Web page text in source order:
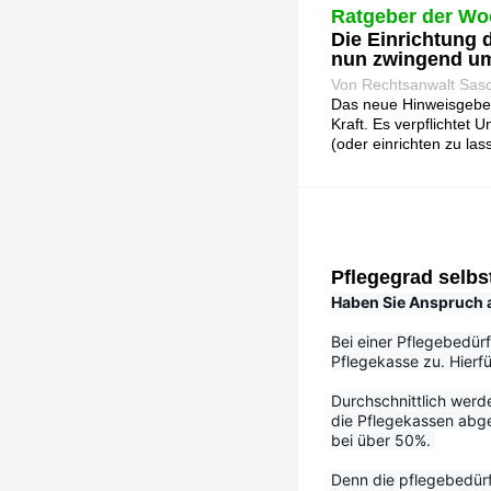
Ratgeber der
Die Einrichtung
nun zwingend
Von Rechtsanwalt
Das neue
Kraft. Es verpflichtet
(oder einrichten zu
Pflegegrad
Haben Sie
Bei einer
Pflegekasse zu.
Durchschnittlich
die Pflegekassen
bei über 50%.
Denn die